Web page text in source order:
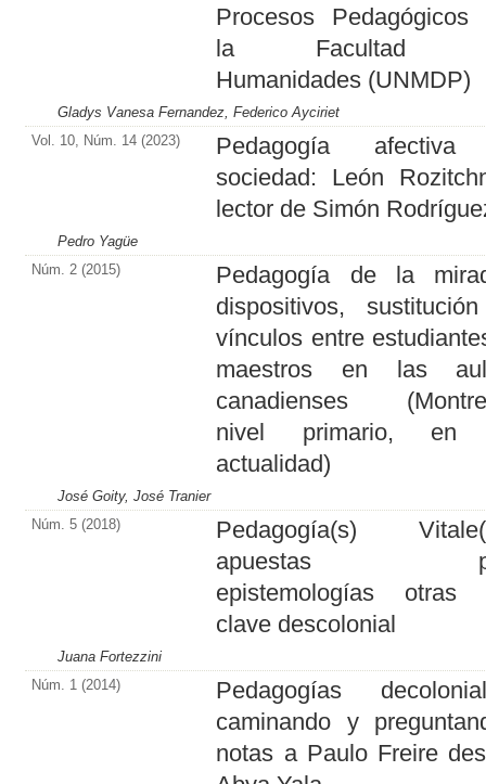
Procesos Pedagógicos
la Facultad
Humanidades (UNMDP)
Gladys Vanesa Fernandez, Federico Ayciriet
Vol. 10, Núm. 14 (2023)
Pedagogía
sociedad: León
lector de Simón
Pedro Yagüe
Núm. 2 (2015)
Pedagogía de la
dispositivos,
vínculos entre
maestros en las
canadienses
nivel primario, en
actualidad)
José Goity, José Tranier
Núm. 5 (2018)
Pedagogía(s)
apuestas
epistemologías otras
clave descolonial
Juana Fortezzini
Núm. 1 (2014)
Pedagogías
caminando y
notas a Paulo Freire